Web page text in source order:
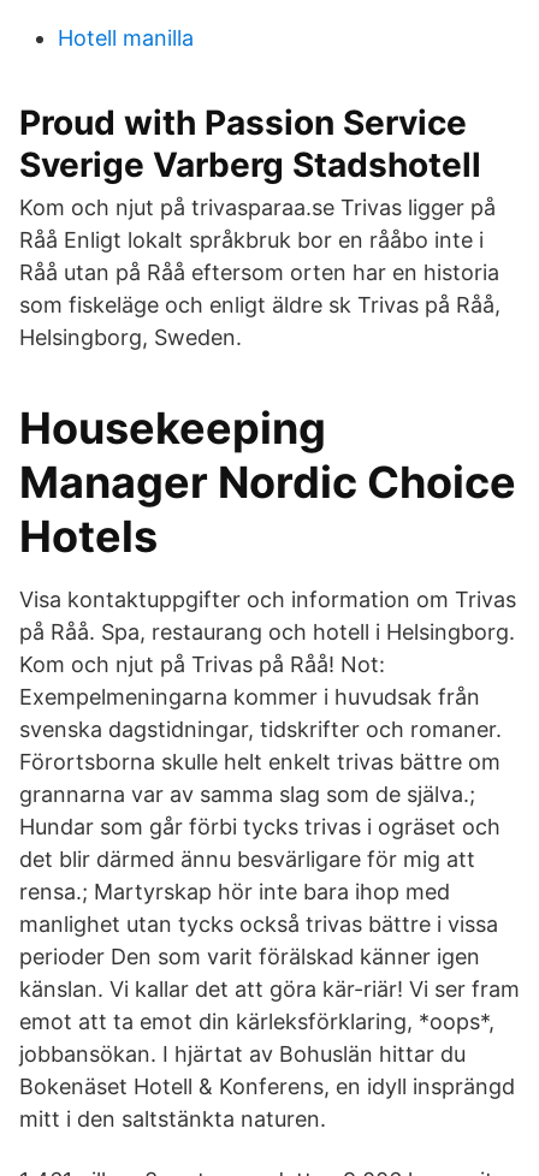
Hotell manilla
Proud with Passion Service
Sverige Varberg Stadshotell
Kom och njut på trivasparaa.se Trivas ligger på
Råå Enligt lokalt språkbruk bor en rååbo inte i
Råå utan på Råå eftersom orten har en historia
som fiskeläge och enligt äldre sk Trivas på Råå,
Helsingborg, Sweden.
Housekeeping
Manager Nordic Choice
Hotels
Visa kontaktuppgifter och information om Trivas
på Råå. Spa, restaurang och hotell i Helsingborg.
Kom och njut på Trivas på Råå! Not:
Exempelmeningarna kommer i huvudsak från
svenska dagstidningar, tidskrifter och romaner.
Förortsborna skulle helt enkelt trivas bättre om
grannarna var av samma slag som de själva.;
Hundar som går förbi tycks trivas i ogräset och
det blir därmed ännu besvärligare för mig att
rensa.; Martyrskap hör inte bara ihop med
manlighet utan tycks också trivas bättre i vissa
perioder Den som varit förälskad känner igen
känslan. Vi kallar det att göra kär-riär! Vi ser fram
emot att ta emot din kärleksförklaring, *oops*,
jobbansökan. I hjärtat av Bohuslän hittar du
Bokenäset Hotell & Konferens, en idyll insprängd
mitt i den saltstänkta naturen.